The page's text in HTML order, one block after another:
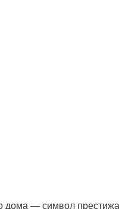
дома — символ